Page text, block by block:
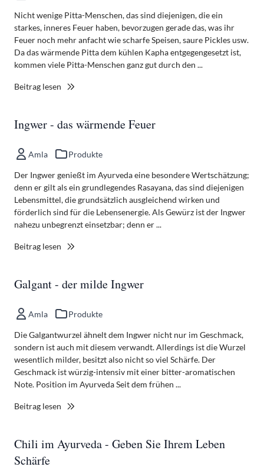
Nicht wenige Pitta-Menschen, das sind diejenigen, die ein
starkes, inneres Feuer haben, bevorzugen gerade das, was ihr
Feuer noch mehr anfacht wie scharfe Speisen, saure Pickles usw.
Da das wärmende Pitta dem kühlen Kapha entgegengesetzt ist,
kommen viele Pitta-Menschen ganz gut durch den ...
Beitrag lesen
Ingwer - das wärmende Feuer
Amla Produkte
Der Ingwer genießt im Ayurveda eine besondere Wertschätzung;
denn er gilt als ein grundlegendes Rasayana, das sind diejenigen
Lebensmittel, die grundsätzlich ausgleichend wirken und
förderlich sind für die Lebensenergie. Als Gewürz ist der Ingwer
nahezu unbegrenzt einsetzbar; denn er ...
Beitrag lesen
Galgant - der milde Ingwer
Amla Produkte
Die Galgantwurzel ähnelt dem Ingwer nicht nur im Geschmack,
sondern ist auch mit diesem verwandt. Allerdings ist die Wurzel
wesentlich milder, besitzt also nicht so viel Schärfe. Der
Geschmack ist würzig-intensiv mit einer bitter-aromatischen
Note. Position im Ayurveda Seit dem frühen ...
Beitrag lesen
Chili im Ayurveda - Geben Sie Ihrem Leben
Schärfe